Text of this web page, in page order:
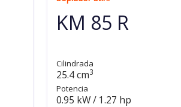
KM 85 R
Cilindrada
25.4 cm3
Potencia
0.95 kW / 1.27 hp